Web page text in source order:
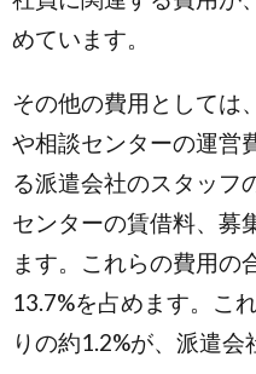
めています。
その他の費用としては
や相談センターの運営
る派遣会社のスタッフ
センターの賃借料、募
ます。これらの費用の
13.7%を占めます。こ
りの約1.2%が、派遣会